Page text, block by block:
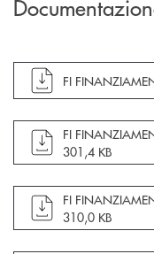
apre documento
FI
apre documento
FI
301,4 KB
apre documento
FI
310,0 KB